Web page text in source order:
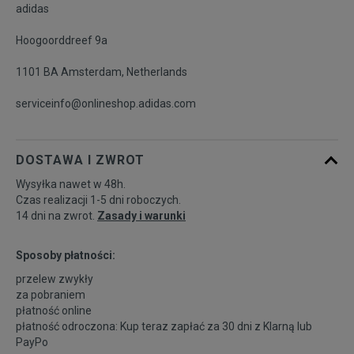
adidas
Hoogoorddreef 9a
1101 BA Amsterdam, Netherlands
serviceinfo@onlineshop.adidas.com
DOSTAWA I ZWROT
Wysyłka nawet w 48h.
Czas realizacji 1-5 dni roboczych.
14 dni na zwrot. Zasady i warunki
Sposoby płatności:
przelew zwykły
za pobraniem
płatność online
płatność odroczona: Kup teraz zapłać za 30 dni z Klarną lub
PayPo